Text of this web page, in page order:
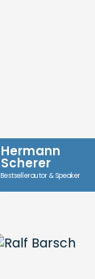
Hermann
Scherer
Bestsellerautor & Speaker